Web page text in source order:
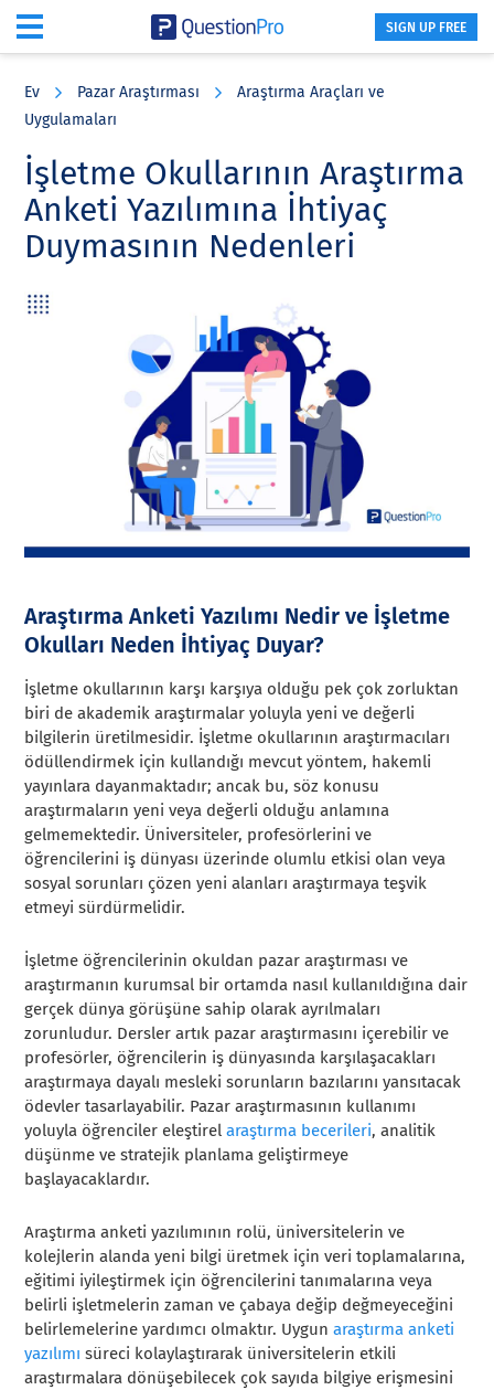
main
primary
footer
SIGN UP FREE
Ev Pazar Araştırması
Araştırma Araçları ve
Uygulamaları
İşletme Okullarının Araştırma
Anketi Yazılımına İhtiyaç
Duymasının Nedenleri
Araştırma Anketi Yazılımı Nedir ve İşletme
Okulları Neden İhtiyaç Duyar?
İşletme okullarının karşı karşıya olduğu pek çok zorluktan
biri de akademik araştırmalar yoluyla yeni ve değerli
bilgilerin üretilmesidir. İşletme okullarının araştırmacıları
ödüllendirmek için kullandığı mevcut yöntem, hakemli
yayınlara dayanmaktadır; ancak bu, söz konusu
araştırmaların yeni veya değerli olduğu anlamına
gelmemektedir. Üniversiteler, profesörlerini ve
öğrencilerini iş dünyası üzerinde olumlu etkisi olan veya
sosyal sorunları çözen yeni alanları araştırmaya teşvik
etmeyi sürdürmelidir.
İşletme öğrencilerinin okuldan pazar araştırması ve
araştırmanın kurumsal bir ortamda nasıl kullanıldığına dair
gerçek dünya görüşüne sahip olarak ayrılmaları
zorunludur. Dersler artık pazar araştırmasını içerebilir ve
profesörler, öğrencilerin iş dünyasında karşılaşacakları
araştırmaya dayalı mesleki sorunların bazılarını yansıtacak
ödevler tasarlayabilir. Pazar araştırmasının kullanımı
yoluyla öğrenciler eleştirelaraştırma becerileri, analitik
düşünme ve stratejik planlama geliştirmeye
başlayacaklardır.
Araştırma anketi yazılımının rolü, üniversitelerin ve
kolejlerin alanda yeni bilgi üretmek için veri toplamalarına,
eğitimi iyileştirmek için öğrencilerini tanımalarına veya
belirli işletmelerin zaman ve çabaya değip değmeyeceğini
belirlemelerine yardımcı olmaktır. Uygunaraştırma anketi
yazılımı süreci kolaylaştırarak üniversitelerin etkili
araştırmalara dönüşebilecek çok sayıda bilgiye erişmesini